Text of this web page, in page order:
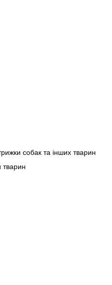
собак та інших тварин
тварин